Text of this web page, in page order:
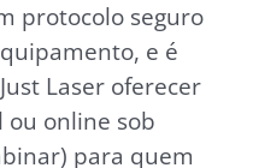
protocolo seguro
e é
Laser oferecer
online sob
para quem